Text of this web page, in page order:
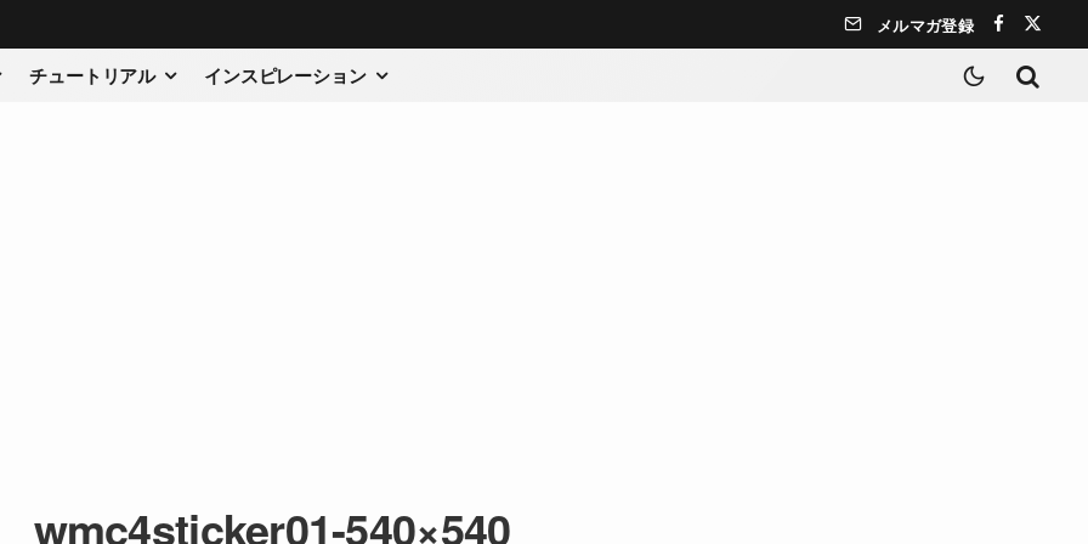
メルマガ登録
チュートリアル インスピレーション
wmc4sticker01-540×540